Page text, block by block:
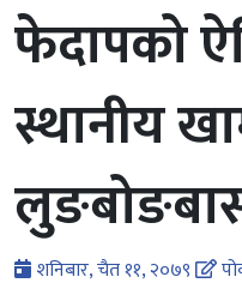
फेदापको
स्थानीय
शनिबार, चैत ११, २०७९